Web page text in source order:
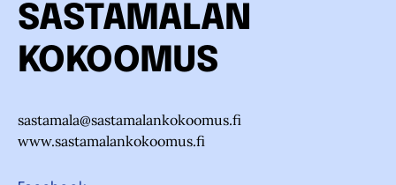
SASTAMALAN
KOKOOMUS
sastamala@sastamalankokoomus.fi
www.sastamalankokoomus.fi